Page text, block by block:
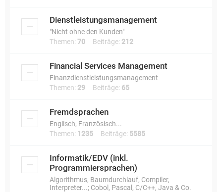
Dienstleistungsmanagement
"Nicht ohne den Kunden"
Themen: 70 Beiträge: 212
Financial Services Management
Finanzdienstleistungsmanagement
Themen: 29 Beiträge: 65
Fremdsprachen
Englisch, Französisch...
Themen: 1235 Beiträge: 5585
Informatik/EDV (inkl.
Programmiersprachen)
Algorithmus, Baumdurchlauf, Compiler,
Interpreter...; Cobol, Pascal, C/C++, Java & Co.